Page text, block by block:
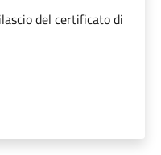
del certificato di